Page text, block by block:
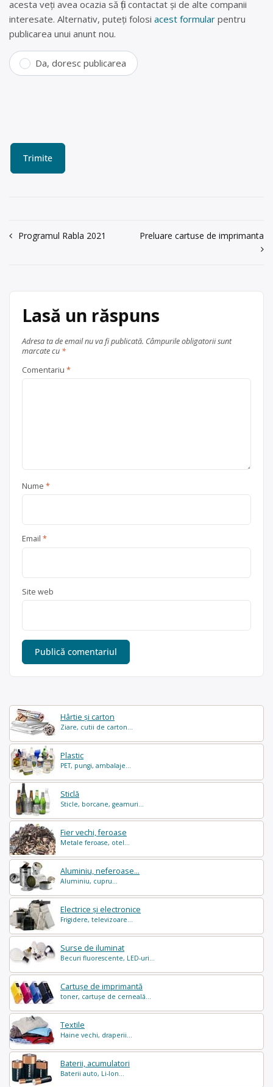
Hârtie și carton
Ziare, cutii de carton...
Plastic
PET, pungi, ambalaje...
Sticlă
Sticle, borcane, geamuri...
Fier vechi, feroase
Metale feroase, otel...
Aluminiu, neferoase...
Aluminiu, cupru...
Electrice și electronice
Frigidere, televizoare...
Surse de iluminat
Becuri fluorescente, LED-uri...
Cartușe de imprimantă
toner, cartușe de cerneală...
Textile
Haine vechi, draperii...
Baterii, acumulatori
Baterii auto, Li-Ion...
acesta veți avea ocazia să fiți contactat și de alte companii
interesate. Alternativ, puteți folosi acest formular pentru
publicarea unui anunt nou.
Da, doresc publicarea
Navigare
Programul Rabla 2021 Preluare cartuse de imprimanta
Lasă un răspuns
Adresa ta de email nu va fi publicată. Câmpurile obligatorii sunt
marcate cu *
Comentariu *
Nume *
Email *
Site web